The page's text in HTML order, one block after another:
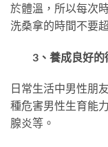
於體溫，所以每次
洗桑拿的時間不要
3、養成良好的
日常生活中男性朋
種危害男性生育能
腺炎等。